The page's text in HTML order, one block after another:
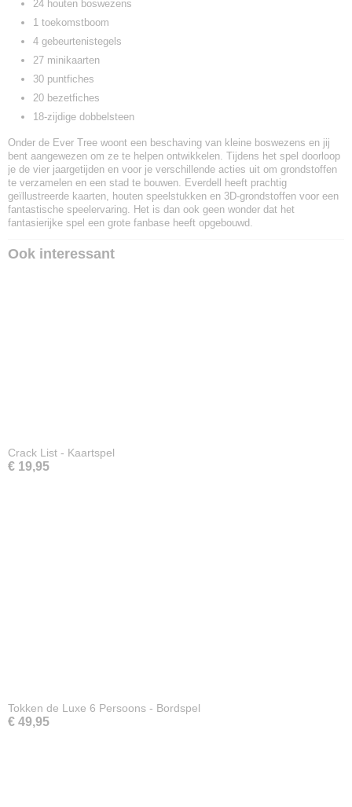
24 houten boswezens
1 toekomstboom
4 gebeurtenistegels
27 minikaarten
30 puntfiches
20 bezetfiches
18-zijdige dobbelsteen
Onder de Ever Tree woont een beschaving van kleine boswezens en jij
bent aangewezen om ze te helpen ontwikkelen. Tijdens het spel doorloop
je de vier jaargetijden en voor je verschillende acties uit om grondstoffen
te verzamelen en een stad te bouwen. Everdell heeft prachtig
geïllustreerde kaarten, houten speelstukken en 3D-grondstoffen voor een
fantastische speelervaring. Het is dan ook geen wonder dat het
fantasierijke spel een grote fanbase heeft opgebouwd.
Ook interessant
Crack List - Kaartspel
€ 19,95
Tokken de Luxe 6 Persoons - Bordspel
€ 49,95